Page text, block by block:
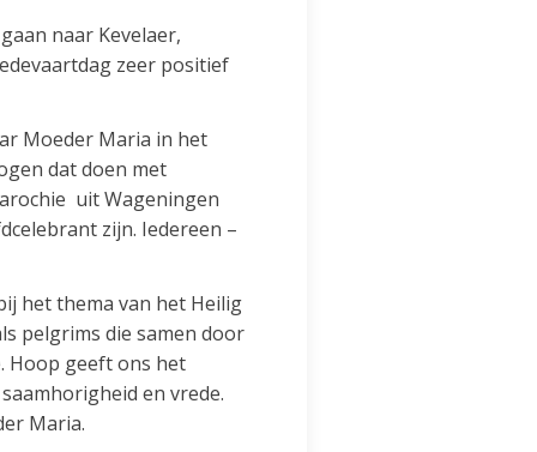
naar Kevelaer,
zeer positief
Moeder Maria in het
dat doen met
uit Wageningen
zijn. Iedereen –
het thema van het Heilig
pelgrims die samen door
Hoop geeft ons het
en vrede.
Maria.